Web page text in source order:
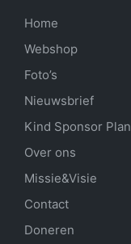
Home
Webshop
Foto’s
Nieuwsbrief
Kind Sponsor Plan
Over ons
Missie&Visie
Contact
Doneren